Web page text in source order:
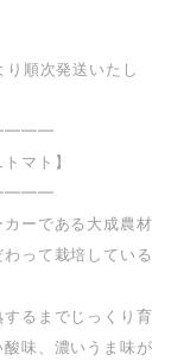
順次発送いたし
マト】
カーである大成農材
って栽培している
るまでじっくり育
味、濃いうま味が